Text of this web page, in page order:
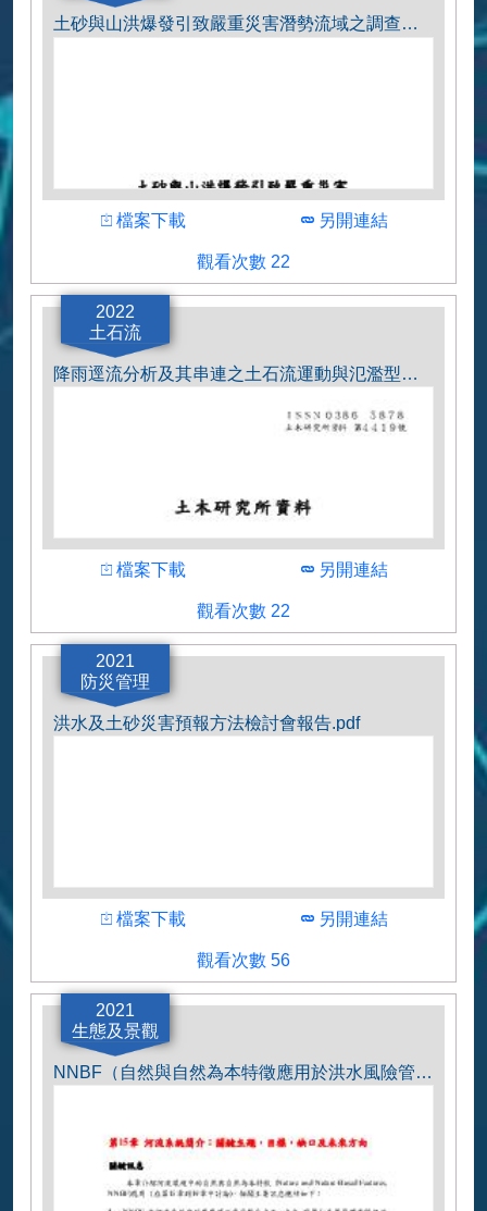
国土交通省水管理・国土保全局砂防部
土砂與山洪爆發引致嚴重災害潛勢流域之調查要領（案）（試行版）.pdf
下載
檔案下載 下載
另開連結
觀看次數 22
2022
土石流
国立研究開発法人土木研究所 土砂管理研究グ
ループ火山・土石流チーム
降雨逕流分析及其串連之土石流運動與氾濫型態分析法.pdf
下載
檔案下載 下載
另開連結
觀看次數 22
2021
防災管理
国土交通本省気象庁
洪水及土砂災害預報方法檢討會報告.pdf
下載
檔案下載 下載
另開連結
觀看次數 56
2021
生態及景觀
NNBF（自然與自然為本特徵應用於洪水風險管理之國際指南）.pdf